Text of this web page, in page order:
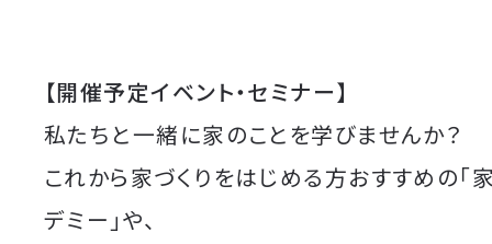
【開催予定イベント・セミナー】
私たちと一緒に家のことを学びませんか？
これから家づくりをはじめる方おすすめの「
デミー」や、